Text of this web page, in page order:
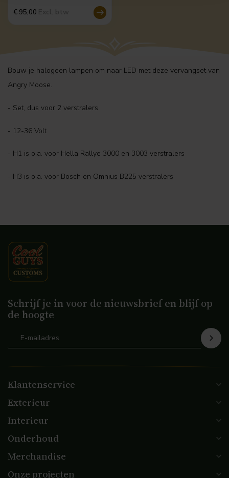
€ 95,00
Bouw je halogeen lampen om naar LED met deze vervangset van
Angry Moose.
- Set, dus voor 2 verstralers
- 12-36 Volt
- H1 is o.a. voor Hella Rallye 3000 en 3003 verstralers
- H3 is o.a. voor Bosch en Omnius B225 verstralers
Schrijf je in voor de nieuwsbrief en blijf op
de hoogte
Klantenservice
Exterieur
Interieur
Onderhoud
Merchandise
Onze projecten